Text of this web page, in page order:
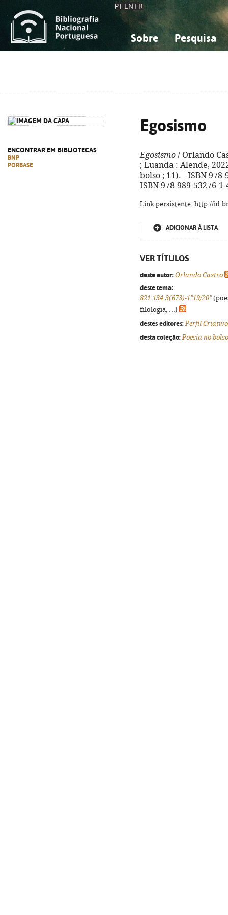
PT EN FR
Sobre Pesquisa
ENCONTRAR EM BIBLIOTECAS
BNP
PORBASE
Egosismo
Egosismo / Orlando
; Luanda : Alende,
bolso ; 11). - ISBN
ISBN 978-989-53276-
Link persistente: http://
ADICIONAR À LISTA
VER TÍTULOS
deste autor: Orlando Castro
deste tema:
821.134.3(673)-1"19/20"
filologia, ...)
destes editores: Perfil Criativo
desta coleção: Poesia no bolso